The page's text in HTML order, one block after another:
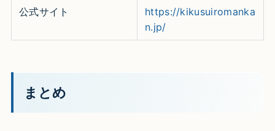
公式サイト
https://kikusuiromanka
n.jp/
まとめ